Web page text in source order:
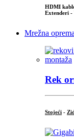
HDMI
Extenderi
Mrežna oprema
Rek
Stojeći -